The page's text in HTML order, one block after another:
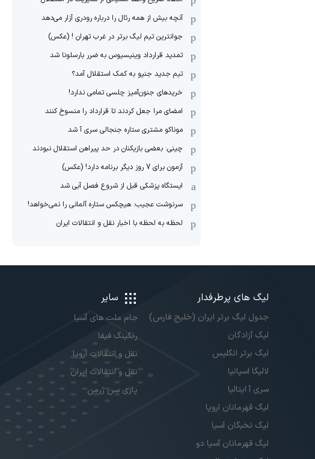
آنچه بیش از همه رئال را درباره رودری آزار می‌دهد
جوانترین تیم لیگ برتر در غرب تهران ! (عکس)
تمدید قرارداد وینیسیوس به ضرر بارسلونا شد
تیم جدید جنپو به کمک استقلال آمد؟
خریدهای جنون‌آمیز چلسی تمامی ندارد!
امضای مرا جعل کردند تا قرارداد را منسوخ کنند
موناکو مشتری ستاره جنجالی سری آ شد
چینی: بعضی بازیکنان در حد پیراهن استقلال نبودند
آزمون برای 7 روز دیگر برنامه دارد! (عکس)
ایستگاه پزشکی قبل از شروع فصل آبی شد
سرنوشت عجیب: هیچکس ستاره آلمانی را نمی‌خواهد!
لحظه به لحظه با اخبار نقل و انتقالات ایران
لیگ های پرطرفدار
جدول لیگ برتر ایران (خلیج فارس)
لیگ آزادگان
لیگ برتر انگلیس
لالیگا اسپانیا
سری آ ایتالیا
لیگ قهرمانان اروپا
لیگ نخبگان آسیا
لیگ قهرمانان آسیا دو
سایر
جام ملت های آسیا
رنکینگ فیفا
نقل و انتقالات اروپا
نقل و انتقالات ایران
پاری سن ژرمن